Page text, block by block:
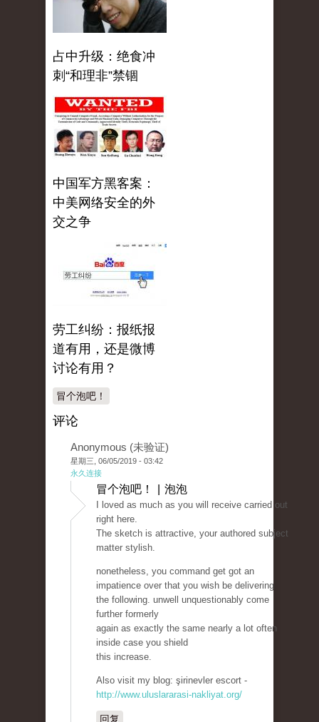
占中升级：绝食冲
刺“和理非”禁锢
中国军方黑客案：
中美网络安全的外
交之争
劳工纠纷：报纸报
道有用，还是微博
讨论有用？
冒个泡吧！
评论
Anonymous (未验证)
星期三, 06/05/2019 - 03:42
永久连接
冒个泡吧！ | 泡泡
I loved as much as you will receive carried out
right here.
The sketch is attractive, your authored subject
matter stylish.
nonetheless, you command get got an
impatience over that you wish be delivering
the following. unwell unquestionably come
further formerly
again as exactly the same nearly a lot often
inside case you shield
this increase.
Also visit my blog: şirinevler escort -
http://www.uluslararasi-nakliyat.org/
回复